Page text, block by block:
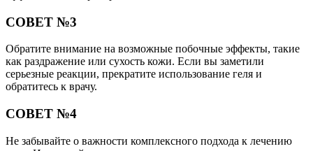
СОВЕТ №3
Обратите внимание на возможные побочные эффекты, такие
как раздражение или сухость кожи. Если вы заметили
серьезные реакции, прекратите использование геля и
обратитесь к врачу.
СОВЕТ №4
Не забывайте о важности комплексного подхода к лечению